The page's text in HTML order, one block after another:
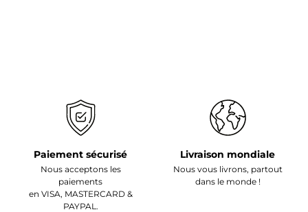
Paiement sécurisé
Nous acceptons les
paiements
en VISA, MASTERCARD &
PAYPAL.
Livraison mondiale
Nous vous livrons, partout
dans le monde !